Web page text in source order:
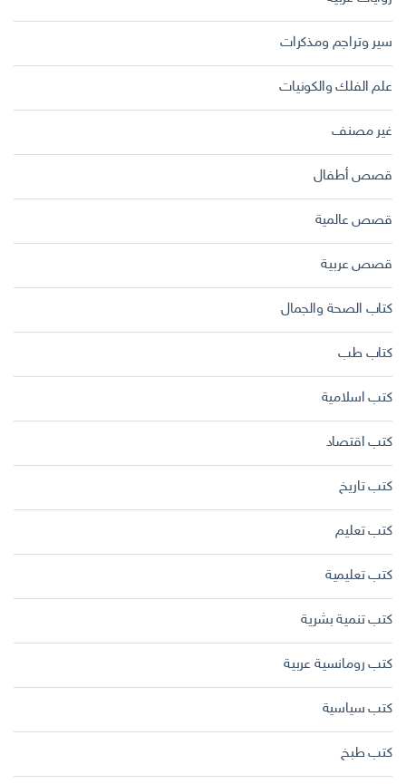
سير وتراجم ومذكرات
علم الفلك والكونيات
غير مصنف
قصص أطفال
قصص عالمية
قصص عربية
كتاب الصحة والجمال
كتاب طب
كتب اسلامية
كتب اقتصاد
كتب تاريخ
كتب تعليم
كتب تعليمية
كتب تنمية بشرية
كتب رومانسية عربية
كتب سياسية
كتب طبخ